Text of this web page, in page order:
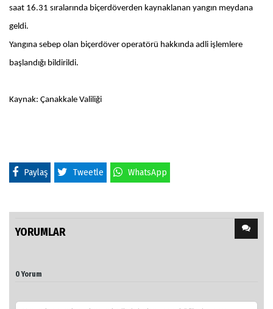
saat 16.31 sıralarında biçerdöverden kaynaklanan yangın meydana
geldi.
Yangına sebep olan biçerdöver operatörü hakkında adli işlemlere
başlandığı bildirildi.
Kaynak: Çanakkale Valiliği
Paylaş Tweetle WhatsApp
YORUMLAR
0 Yorum